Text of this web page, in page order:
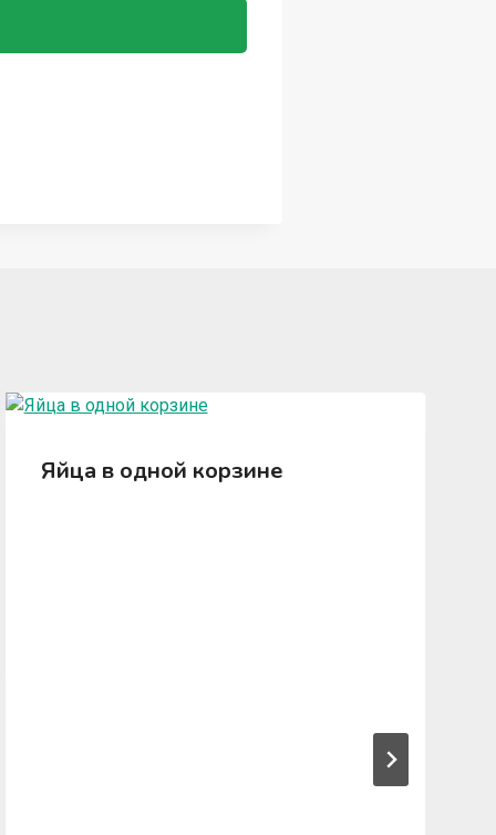
Яйца в одной корзине